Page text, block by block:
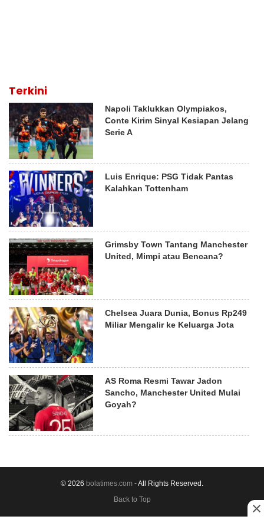
Terkini
Napoli Taklukkan Olympiakos,
Conte Kirim Sinyal Kesiapan Jelang
Serie A
Luis Enrique: PSG Tidak Pantas
Kalahkan Tottenham
Grimsby Town Tantang Manchester
United, Mimpi atau Bencana?
Chelsea Juara Dunia, Bonus Rp249
Miliar Mengalir ke Keluarga Jota
AS Roma Resmi Tawar Jadon
Sancho, Manchester United Mulai
Goyah?
© 2026 bolatimes.com - All Rights Reserved.
Back to Top